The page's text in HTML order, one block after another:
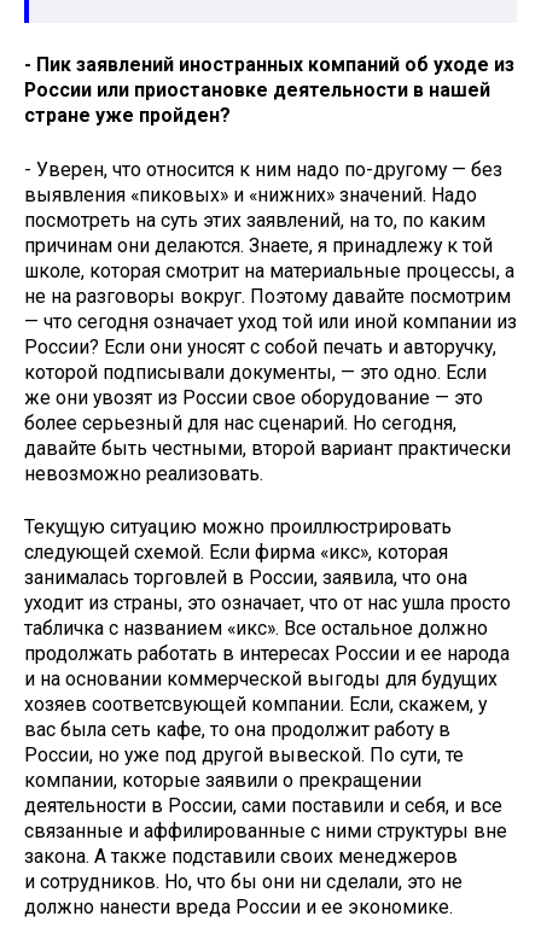
- Пик заявлений иностранных компаний об уходе из
России или приостановке деятельности в нашей
стране уже пройден?
- Уверен, что относится к ним надо по-другому — без
выявления «пиковых» и «нижних» значений. Надо
посмотреть на суть этих заявлений, на то, по каким
причинам они делаются. Знаете, я принадлежу к той
школе, которая смотрит на материальные процессы, а
не на разговоры вокруг. Поэтому давайте посмотрим
— что сегодня означает уход той или иной компании из
России? Если они уносят с собой печать и авторучку,
которой подписывали документы, — это одно. Если
же они увозят из России свое оборудование — это
более серьезный для нас сценарий. Но сегодня,
давайте быть честными, второй вариант практически
невозможно реализовать.
Текущую ситуацию можно проиллюстрировать
следующей схемой. Если фирма «икс», которая
занималась торговлей в России, заявила, что она
уходит из страны, это означает, что от нас ушла просто
табличка с названием «икс». Все остальное должно
продолжать работать в интересах России и ее народа
и на основании коммерческой выгоды для будущих
хозяев соответсвующей компании. Если, скажем, у
вас была сеть кафе, то она продолжит работу в
России, но уже под другой вывеской. По сути, те
компании, которые заявили о прекращении
деятельности в России, сами поставили и себя, и все
связанные и аффилированные с ними структуры вне
закона. А также подставили своих менеджеров
и сотрудников. Но, что бы они ни сделали, это не
должно нанести вреда России и ее экономике.